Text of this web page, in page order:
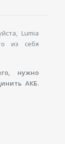
Lumia
из себя
нужно
АКБ.